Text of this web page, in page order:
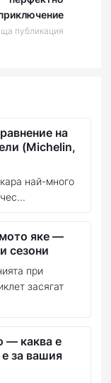
публикация
на
(Michelin,
най-много
яке —
сезони
при
засягат
— каква е
за вашия